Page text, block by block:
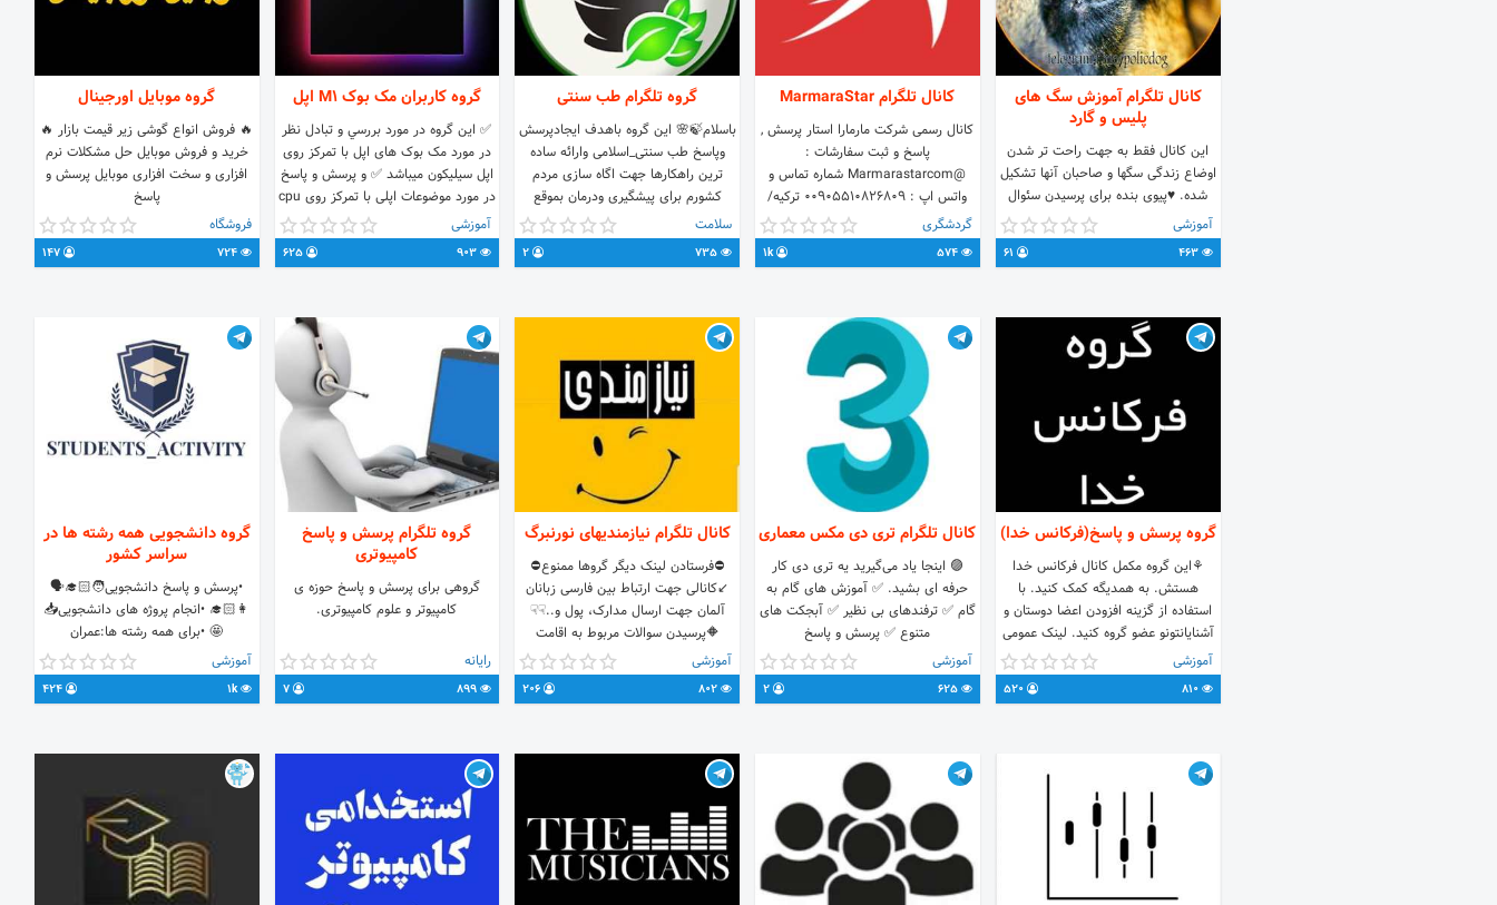
کانال تلگرام آموزش سگ های
پلیس و گارد
این کانال فقط به جهت راحت تر شدن
اوضاع زندگی سگها و صاحبان آنها تشکیل
شده. ♥️پیوی بنده برای پرسیدن سئوال
Erfanghavam@
https://t.me/policdog
آموزشی
463
کانال تلگرام MarmaraStar
کانال رسمی شرکت مارمارا استار پرسش ,
پاسخ و ثبت سفارشات :
@Marmarastarcom شماره تماس و
واتس اپ : 00905510826809 ترکیه/
استانبول
گردشگری
574
1k
گروه تلگرام طب سنتی
باسلام🍃🌸 این گروه باهدف ایجادپرسش
وپاسخ طب سنتی_اسلامی وارائه ساده
ترین راهکارها جهت اگاه سازی مردم
کشورم برای پیشگیری ودرمان بموقع
تاسیس شده است🍃🌸 پرسشهای
خودرامطرح کنیدومنتظرپاسخ بمانید🍃🌸
مشاورطب سنتی درزمینه های؛👇👇 چاقی؛
سلامت
735
2
گروه کاربران مک بوک M1 اپل
✅ اين گروه در مورد بررسي و تبادل نظر
در مورد مک بوک های اپل با تمرکز روی
اپل سیلیکون میباشد ✅ و پرسش و پاسخ
در مورد موضوعات اپلی با تمرکز روی cpu
آموزشی
903
625
گروه موبایل اورجینال
🔥 فروش انواع گوشی زیر قیمت بازار 🔥
خرید و فروش موبایل حل مشکلات نرم
افزاری و سخت افزاری موبایل پرسش و
پاسخ
فروشگاه
724
147
گروه پرسش و پاسخ(فرکانس خدا)
⚘این گروه مکمل کانال فرکانس خدا
هستش. به همدیگه کمک کنید. با
استفاده از گزینه افزودن اعضا دوستان و
آشنایانتونو عضو گروه کنید. لینک عمومی
گروه ↶ @ferekansekhodaa لینک
خصوصی گروه ↶
https://t.me/+A_jcj1R-DBZmZGVk
آموزشی
810
520
کانال تلگرام تری دی مکس معماری
🟣 اینجا یاد می‌گیرید یه تری دی کار
حرفه ای بشید. ✅ آموزش های گام به
گام ✅ ترفندهای بی نظیر ✅ آبجکت های
متنوع ✅ پرسش و پاسخ
آموزشی
625
2
کانال تلگرام نیازمندیهای نورنبرگ
⛔فرستادن لینک دیگر گروها ممنوع⛔
↙کانالی جهت ارتباط بین فارسی زبانان
آلمان جهت ارسال مدارک، پول و..☟☟
🔶پرسیدن سوالات مربوط به اقامت
پناهندگی(پرسش،پاسخ،اطلاعات،قوانین)
🔶کمک برای پیدا کردن خانه،کار..
🔸تحصیلی 🇮🇷🇮🇷 󾓨󾓨 ⛔چت ممنوع
آموزشی
802
206
گروه تلگرام پرسش و پاسخ
کامپیوتری
گروهی برای پرسش و پاسخ حوزه ی
کامپیوتر و علوم کامپیوتری.
رایانه
899
7
گروه دانشجویی همه رشته ها در
سراسر کشور
•پرسش و پاسخ دانشجویی🧑🏻‍🎓🗣
👩🏻‍🎓 •انجام پروژه های دانشجویی📥
🤩 •برای همه رشته ها:عمران
👷🏻‍♂️معماری،کامپیوتر👨🏻‍💻 و … •به
جواب رسیدن سوالات در کمترین زمان
ممکن👨🏻‍🏫برای پروژه📚 / تکالیف📝/
https://t.me/students_activity1
آموزشی
1k
424